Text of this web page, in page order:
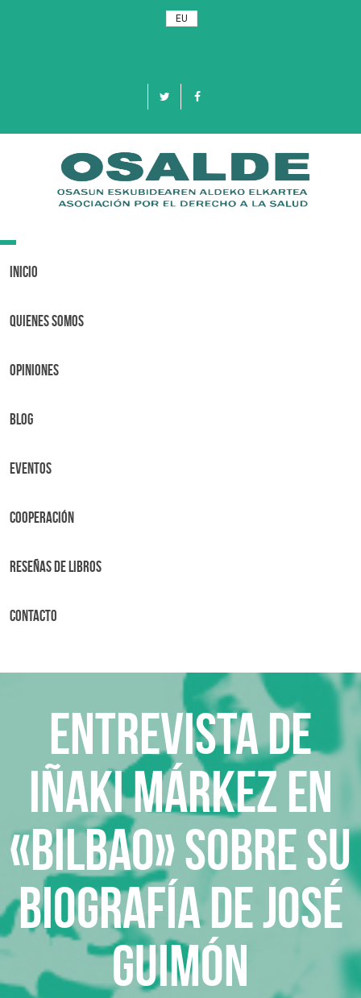
EU
Toggle
Inicio
Quienes Somos
OPINIONES
BLOG
Eventos
Cooperación
Reseñas de libros
Contacto
Entrevista de
Iñaki Márkez en
«Bilbao» sobre su
biografía de José
Guimón